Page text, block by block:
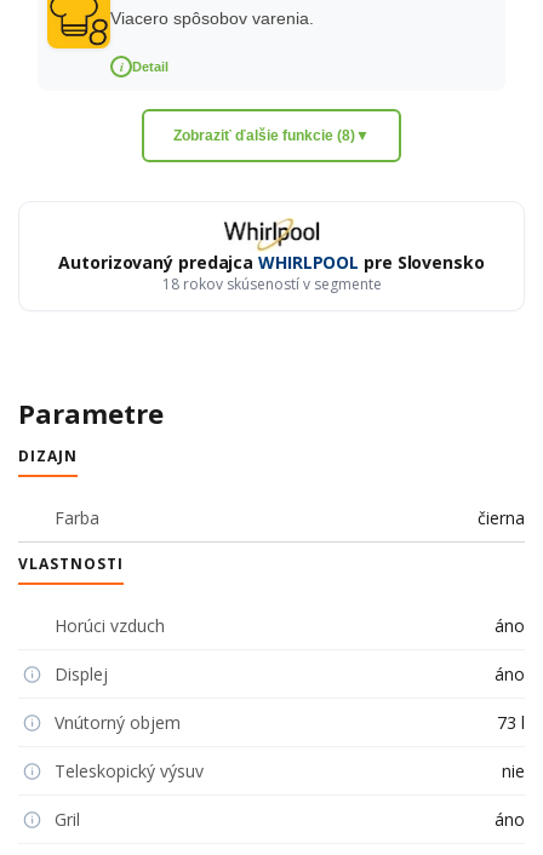
Viacero spôsobov varenia.
i Detail
Zobraziť ďalšie funkcie (8)▼
Autorizovaný predajcaWHIRLPOOL pre Slovensko
18 rokov skúseností v segmente
Parametre
DIZAJN
Farba čierna
VLASTNOSTI
Horúci vzduch áno
Displej áno
Vnútorný objem 73 l
Teleskopický výsuv nie
Gril áno